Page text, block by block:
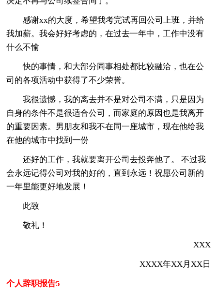
感谢xx的大度，希望我考完试再回公司上班，并给
我加薪。我会好好考虑的，在过去一年中，工作中没有
什么不愉
快的事情，和大部分同事相处都比较融洽，也在公
司的各项活动中获得了不少荣誉。
我很遗憾，我的离去并不是对公司不满，只是因为
自身的条件不是很适合公司，而家庭的原因也是我离开
的重要因素。男朋友和我不在同一座城市，现在他给我
在他的城市中找到一份
还好的工作，我就要离开公司去投奔他了。 不过我
会永远记得公司对我的好的，直到永远！祝愿公司新的
一年里能更好地发展！
此致
敬礼！
XXX
XXXX年XX月XX日
个人辞职报告5